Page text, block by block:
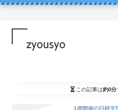
zyousyo
この記事は約0分